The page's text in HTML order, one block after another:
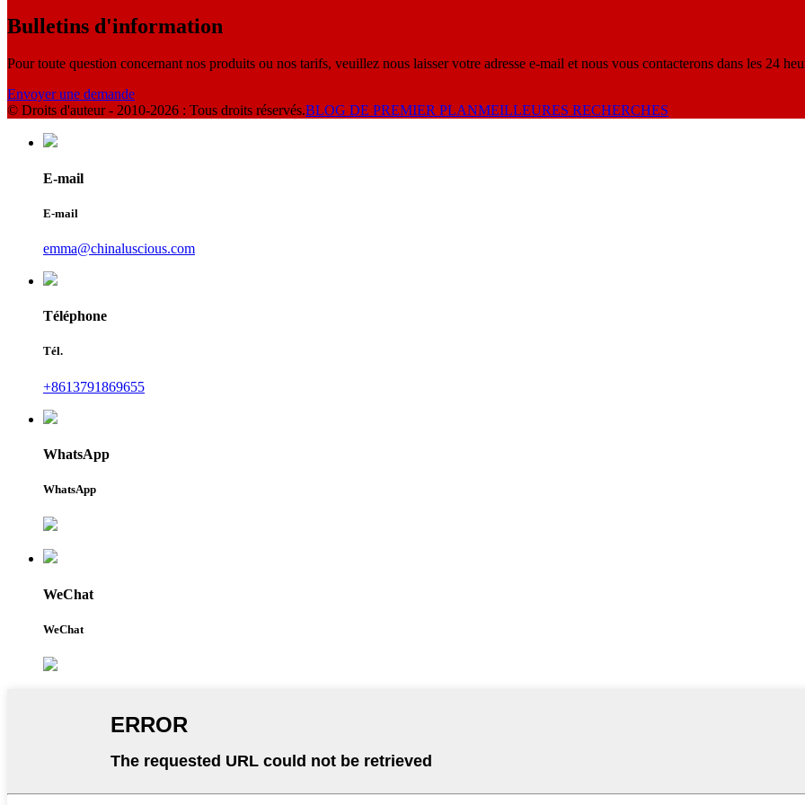
Bulletins d'information
Pour toute question concernant nos produits ou nos tarifs, veuillez nous laisser votre adresse e-mail et nous vous contacterons dans les 24
Envoyer une demande
© Droits d'auteur - 2010-2026 : Tous droits réservés.BLOG DE PREMIER PLANMEILLEURES RECHERCHES
E-mail
E-mail
emma@chinaluscious.com
Téléphone
Tél.
+8613791869655
WhatsApp
WhatsApp
WeChat
WeChat